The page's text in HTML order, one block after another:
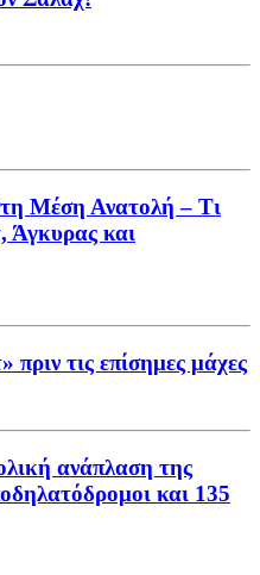
Μέση Ανατολή – Τι
Άγκυρας και
τις επίσημες μάχες
ανάπλαση της
και 135